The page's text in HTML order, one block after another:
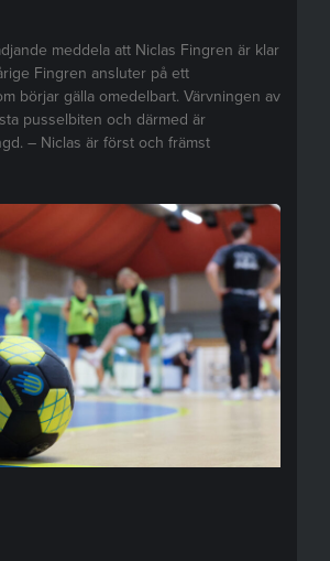
meddela att Niclas Fingren är klar
Fingren ansluter på ett
börjar gälla omedelbart. Värvningen av
pusselbiten och därmed är
– Niclas är först och främst